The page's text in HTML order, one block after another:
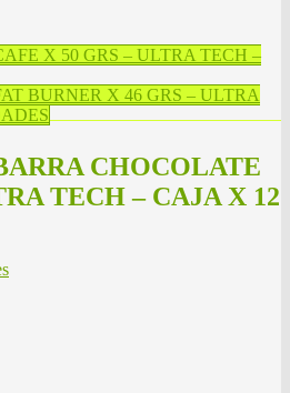
X 50 GRS – ULTRA TECH –
BURNER X 46 GRS – ULTRA
CHOCOLATE
TECH – CAJA X 12